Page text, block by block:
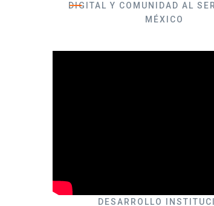
DIGITAL Y COMUNIDAD AL
MÉXICO
DESARROLLO